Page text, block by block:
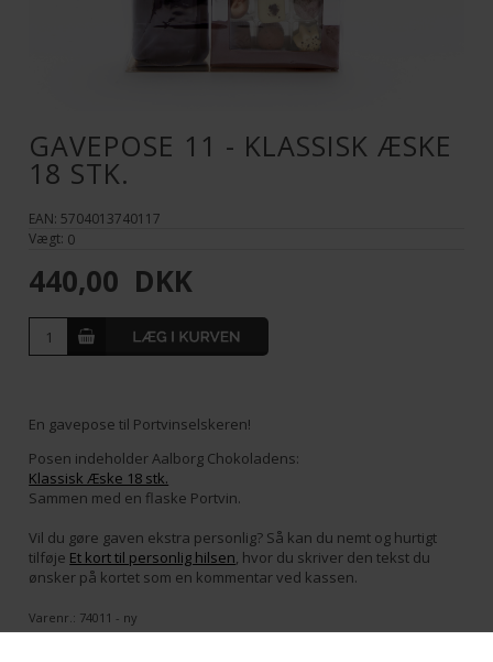
GAVEPOSE 11 - KLASSISK ÆSKE
18 STK.
EAN: 5704013740117
Vægt: 0
440,00 DKK
En gavepose til Portvinselskeren!
Posen indeholder Aalborg Chokoladens:
Klassisk Æske 18 stk.
Sammen med en flaske Portvin.
Vil du gøre gaven ekstra personlig? Så kan du nemt og hurtigt
tilføje Et kort til personlig hilsen, hvor du skriver den tekst du
ønsker på kortet som en kommentar ved kassen.
Varenr.: 74011 - ny